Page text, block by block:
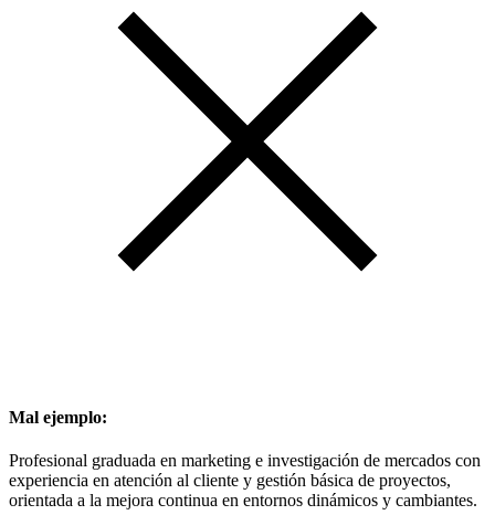
Mal ejemplo:
Profesional graduada en marketing e investigación de mercados con
experiencia en atención al cliente y gestión básica de proyectos,
orientada a la mejora continua en entornos dinámicos y cambiantes.